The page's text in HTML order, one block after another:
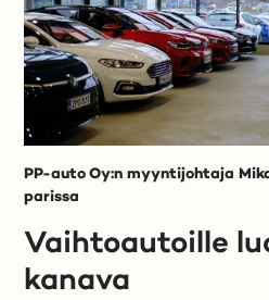
PP-auto Oy:n myyntijohtaja
parissa
Vaihtoautoille
kanava